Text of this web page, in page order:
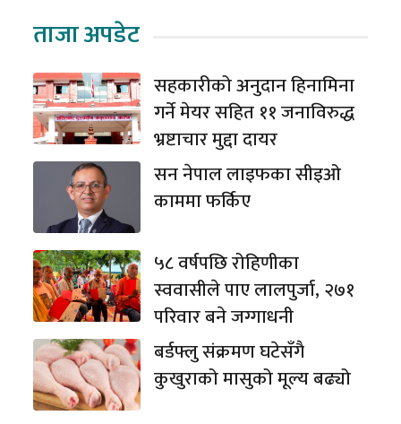
ताजा अपडेट
सहकारीको अनुदान हिनामिना
गर्ने मेयर सहित ११ जनाविरुद्ध
भ्रष्टाचार मुद्दा दायर
सन नेपाल लाइफका सीइओ
काममा फर्किए
५८ वर्षपछि रोहिणीका
स्ववासीले पाए लालपुर्जा, २७१
परिवार बने जग्गाधनी
बर्डफ्लु संक्रमण घटेसँगै
कुखुराको मासुको मूल्य बढ्यो